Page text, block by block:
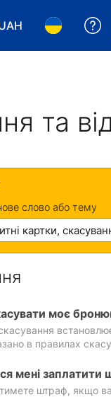
Виберіть валюту.
Виберіть
та
слово або тему
моє
в правилах
мені заплатити
штраф, якщо